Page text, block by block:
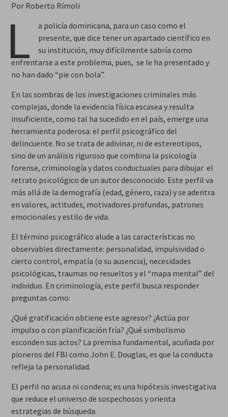
Por Roberto Rímoli
L
a policía dominicana, para un caso como el
presente, que dice tener un apartado científico en
su institución, muy difícilmente sabría como
enfrentarse a este problema, pues, se le ha presentado y
no han dado “pie con bola”.
En las sombras de los investigaciones criminales más
complejas, donde la evidencia física escasea y resulta
insuficiente, como tal ha sucedido en el país, emerge una
herramienta poderosa: el perfil psicográfico del
delincuente. No se trata de adivinar, ni de estereotipos,
sino de un análisis riguroso que combina la psicología
forense, criminología y datos conductuales para dibujar el
retrato psicológico de un autor desconocido. Este perfil va
más allá de la demografía (edad, género, raza) y se adentra
en valores, actitudes, motivadores profundas, patrones
emocionales y estilo de vida.
El término psicográfico alude a las características no
observables directamente: personalidad, impulsividad o
cierto control, empatía (o su ausencia), necesidades
psicológicas, traumas no resueltos y el “mapa mental” del
individuo. En criminología, este perfil busca responder
preguntas como:
¿Qué gratificación obtiene este agresor? ¿Actúa por
impulso o con planificación fría? ¿Qué simbolismo
esconden sus actos? La premisa fundamental, acuñada por
pioneros del FBI como John E. Douglas, es que la conducta
refleja la personalidad.
El perfil no acusa ni condena; es una hipótesis investigativa
que reduce el universo de sospechosos y orienta
estrategias de búsqueda.